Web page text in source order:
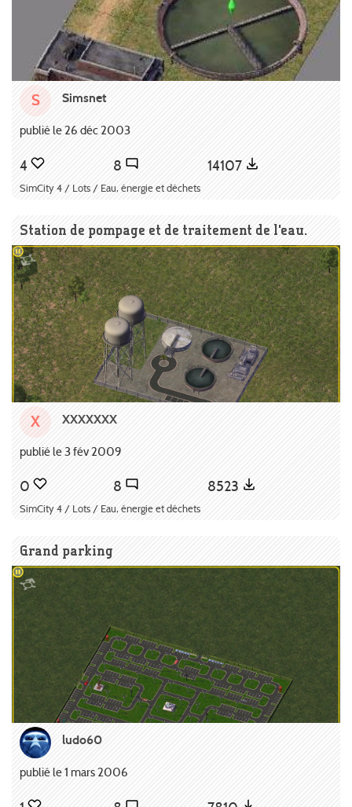
S Simsnet
publié le 26 déc 2003
4 8 14107
SimCity 4 / Lots / Eau, énergie et déchets
Station de pompage et de traitement de l'eau.
X XXXXXXX
publié le 3 fév 2009
0 8 8523
SimCity 4 / Lots / Eau, énergie et déchets
Grand parking
ludo60
publié le 1 mars 2006